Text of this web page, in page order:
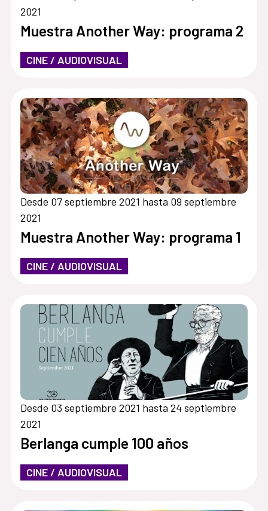
2021
Muestra Another Way: programa 2
CINE / AUDIOVISUAL
Desde 07 septiembre 2021 hasta 09 septiembre
2021
Muestra Another Way: programa 1
CINE / AUDIOVISUAL
Desde 03 septiembre 2021 hasta 24 septiembre
2021
Berlanga cumple 100 años
CINE / AUDIOVISUAL